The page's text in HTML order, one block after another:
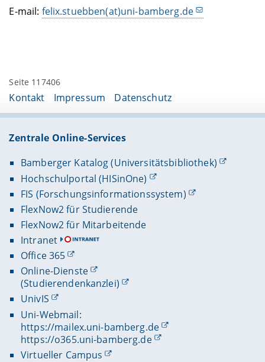
E-mail: felix.stuebben(at)uni-bamberg.de
Seite 117406
Kontakt Impressum Datenschutz
Zentrale Online-Services
Bamberger Katalog (Universitätsbibliothek)
Hochschulportal (HISinOne)
FIS (Forschungsinformationssystem)
FlexNow2 für Studierende
FlexNow2 für Mitarbeitende
Intranet
Office 365
Online-Dienste
(Studierendenkanzlei)
UnivIS
Uni-Webmail:
https://mailex.uni-bamberg.de
https://o365.uni-bamberg.de
Virtueller Campus